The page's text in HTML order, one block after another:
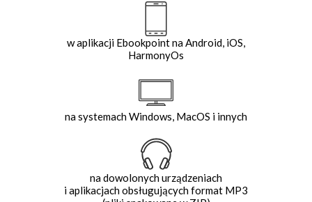
w aplikacji Ebookpoint na Android, iOS,
HarmonyOs
na systemach Windows, MacOS i innych
na dowolonych urządzeniach
i aplikacjach obsługujących format MP3